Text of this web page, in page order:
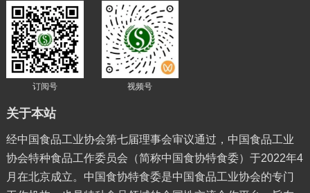
订阅号 视频号
关于本站
经中国食品工业协会第七届理事会审议通过，中国食品工业
协会特种食品工作委员会（简称中国食协特食委）于2022年4
月在北京成立。中国食协特食委是中国食品工业协会的专门